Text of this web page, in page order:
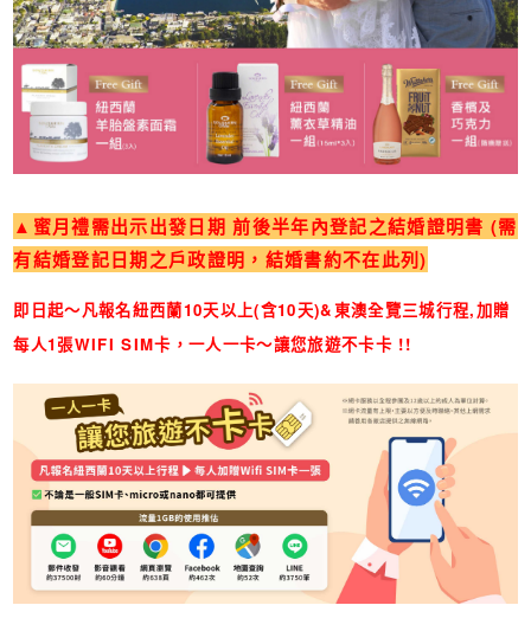
▲蜜月禮需出示出發日期 前後半年內登記之結婚證明書 (需
有結婚登記日期之戶政證明，結婚書約不在此列)
即日起～凡報名紐西蘭10天以上(含10天)&東澳全覽三城行程,加贈
每人1張WIFI SIM卡，一人一卡～讓您旅遊不卡卡 !!